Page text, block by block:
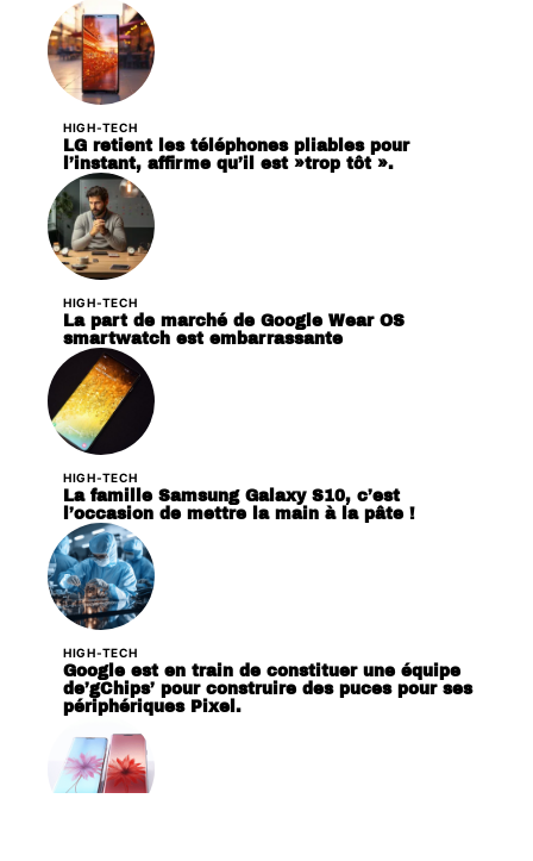
HIGH-TECH
LG retient les téléphones pliables pour
l’instant, affirme qu’il est »trop tôt ».
HIGH-TECH
La part de marché de Google Wear OS
smartwatch est embarrassante
HIGH-TECH
La famille Samsung Galaxy S10, c’est
l’occasion de mettre la main à la pâte !
HIGH-TECH
Google est en train de constituer une équipe
de’gChips’ pour construire des puces pour ses
périphériques Pixel.